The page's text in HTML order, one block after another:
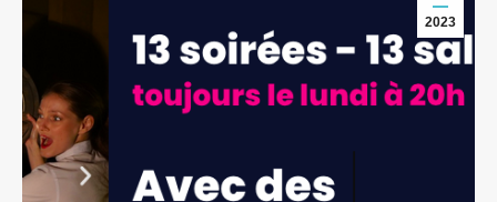
2023